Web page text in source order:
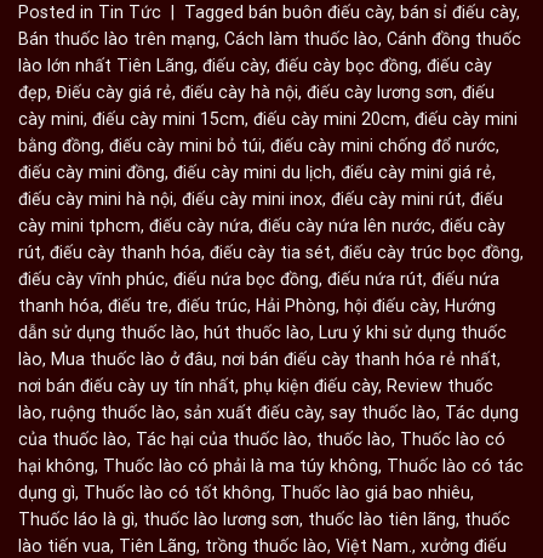
Posted in Tin Tức Tagged bán buôn điếu cày, bán sỉ điếu cày,
Bán thuốc lào trên mạng, Cách làm thuốc lào, Cánh đồng thuốc
lào lớn nhất Tiên Lãng, điếu cày, điếu cày bọc đồng, điếu cày
đẹp, Điếu cày giá rẻ, điếu cày hà nội, điếu cày lương sơn, điếu
cày mini, điếu cày mini 15cm, điếu cày mini 20cm, điếu cày mini
bằng đồng, điếu cày mini bỏ túi, điếu cày mini chống đổ nước,
điếu cày mini đồng, điếu cày mini du lịch, điếu cày mini giá rẻ,
điếu cày mini hà nội, điếu cày mini inox, điếu cày mini rút, điếu
cày mini tphcm, điếu cày nứa, điếu cày nứa lên nước, điếu cày
rút, điếu cày thanh hóa, điếu cày tia sét, điếu cày trúc bọc đồng,
điếu cày vĩnh phúc, điếu nứa bọc đồng, điếu nứa rút, điếu nứa
thanh hóa, điếu tre, điếu trúc, Hải Phòng, hội điếu cày, Hướng
dẫn sử dụng thuốc lào, hút thuốc lào, Lưu ý khi sử dụng thuốc
lào, Mua thuốc lào ở đâu, nơi bán điếu cày thanh hóa rẻ nhất,
nơi bán điếu cày uy tín nhất, phụ kiện điếu cày, Review thuốc
lào, ruộng thuốc lào, sản xuất điếu cày, say thuốc lào, Tác dụng
của thuốc lào, Tác hại của thuốc lào, thuốc lào, Thuốc lào có
hại không, Thuốc lào có phải là ma túy không, Thuốc lào có tác
dụng gì, Thuốc lào có tốt không, Thuốc lào giá bao nhiêu,
Thuốc láo là gì, thuốc lào lương sơn, thuốc lào tiên lãng, thuốc
lào tiến vua, Tiên Lãng, trồng thuốc lào, Việt Nam. , xưởng điếu